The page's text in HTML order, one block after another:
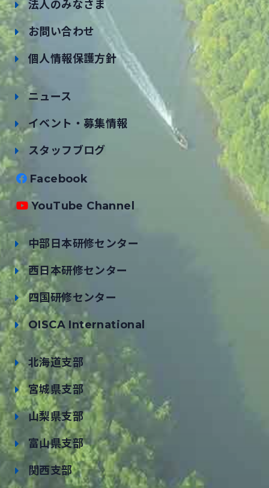
法人のみなさま
お問い合わせ
個人情報保護方針
ニュース
イベント・募集情報
スタッフブログ
Facebook
YouTube Channel
中部日本研修センター
西日本研修センター
四国研修センター
OISCA International
北海道支部
宮城県支部
山梨県支部
富山県支部
関西支部